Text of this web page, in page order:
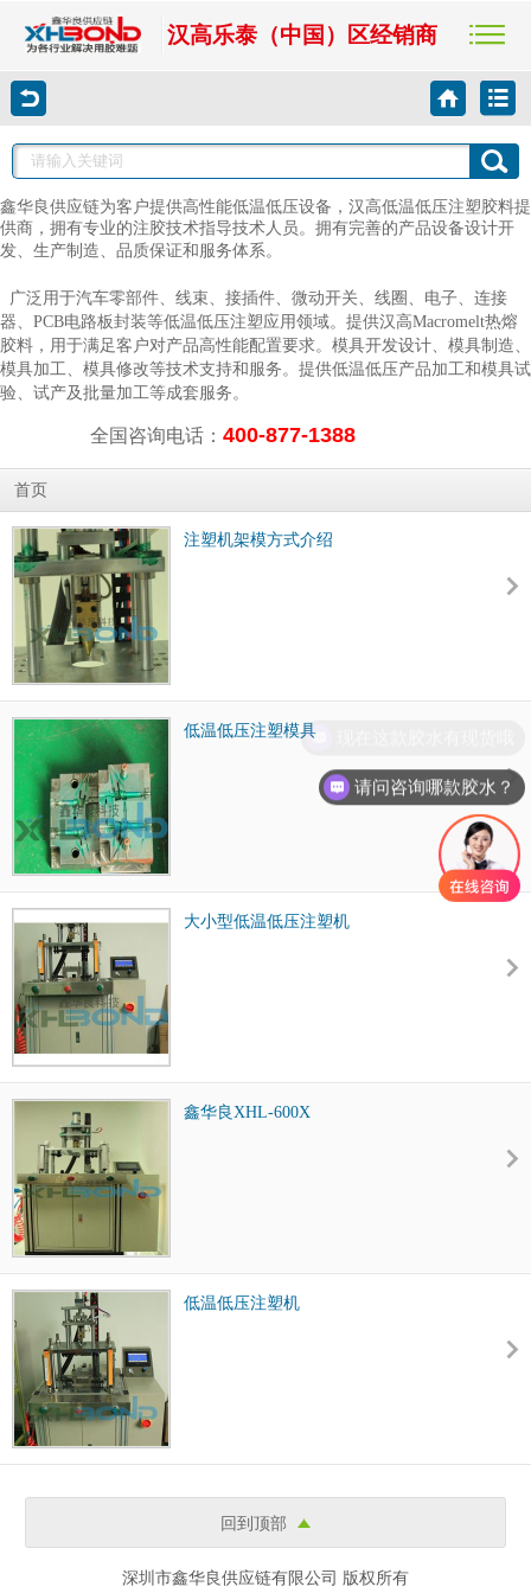
汉高乐泰（中国）区经销商
鑫华良供应链为客户提供高性能低温低压设备，汉高低温低压注塑胶料提
供商，拥有专业的注胶技术指导技术人员。拥有完善的产品设备设计开
发、生产制造、品质保证和服务体系。
广泛用于汽车零部件、线束、接插件、微动开关、线圈、电子、连接
器、PCB电路板封装等低温低压注塑应用领域。提供汉高Macromelt热熔
胶料，用于满足客户对产品高性能配置要求。模具开发设计、模具制造、
模具加工、模具修改等技术支持和服务。提供低温低压产品加工和模具试
验、试产及批量加工等成套服务。
全国咨询电话： 400-877-1388
首页
注塑机架模方式介绍
低温低压注塑模具
大小型低温低压注塑机
鑫华良XHL-600X
低温低压注塑机
回到顶部
深圳市鑫华良供应链有限公司 版权所有
请问咨询哪款胶水？